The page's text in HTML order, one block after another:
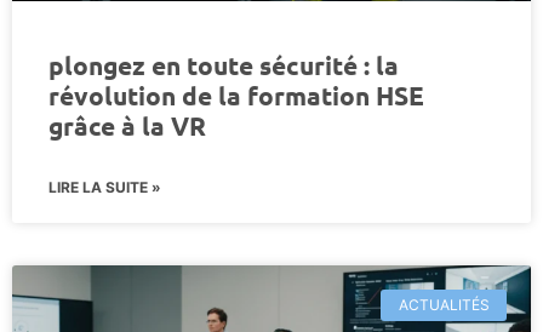
plongez en toute sécurité : la
révolution de la formation HSE
grâce à la VR
LIRE LA SUITE »
ACTUALITÉS